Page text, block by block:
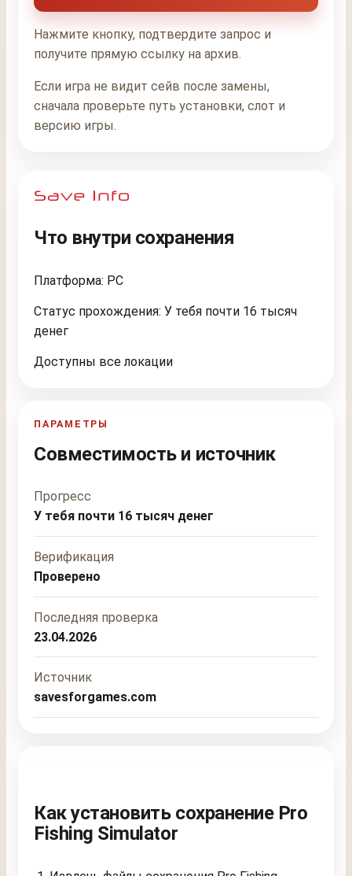
Нажмите кнопку, подтвердите запрос и
получите прямую ссылку на архив.
Если игра не видит сейв после замены,
сначала проверьте путь установки, слот и
версию игры.
Что внутри сохранения
Платформа: PC
Статус прохождения: У тебя почти 16 тысяч
денег
Доступны все локации
ПАРАМЕТРЫ
Совместимость и источник
Прогресс
У тебя почти 16 тысяч денег
Верификация
Проверено
Последняя проверка
23.04.2026
Источник
savesforgames.com
Как установить сохранение Pro
Fishing Simulator